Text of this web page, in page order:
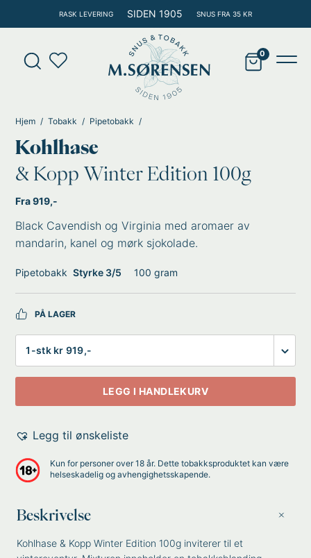
rett
innholdet
RASK LEVERING SIDEN 1905 SNUS FRA 35 KR
Products
search
Hjem Tobakk Pipetobakk
Kohlhase
& Kopp Winter Edition 100g
Fra 919,-
Black Cavendish og Virginia med aromaer av
mandarin, kanel og mørk sjokolade.
Pipetobakk Styrke 3/5 100 gram
PÅ LAGER
LEGG I HANDLEKURV
Legg til ønskeliste
Kun for personer over 18 år. Dette tobakksproduktet kan være
helseskadelig og avhengighetsskapende.
Beskrivelse
Kohlhase & Kopp Winter Edition 100g inviterer til et